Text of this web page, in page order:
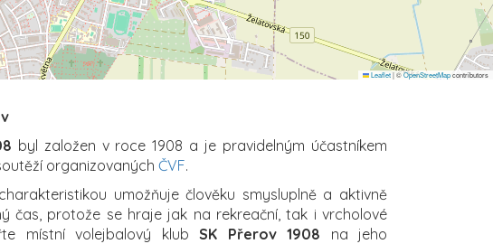
Leaflet|©OpenStreetMapcontributors
byl založen v roce 1908 a je pravidelným účastníkem
organizovaných ČVF.
umožňuje člověku smysluplně a aktivně
čas, protože se hraje jak na rekreační, tak i vrcholové
místní volejbalový klubSK Přerov 1908 na jeho